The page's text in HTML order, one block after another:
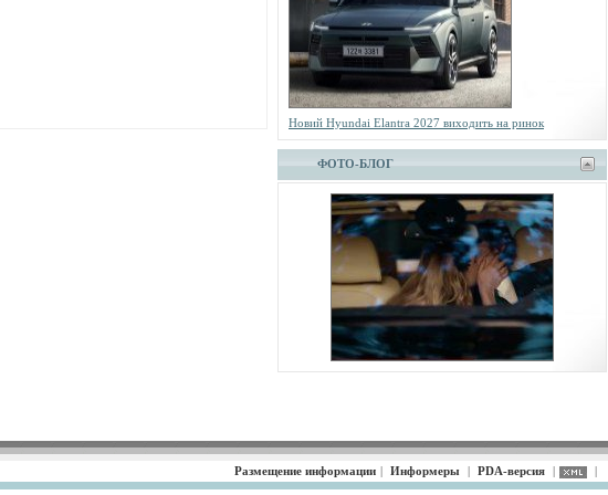
Новий Hyundai Elantra 2027 виходить на ринок
ФОТО-БЛОГ
Размещение информации | Информеры | PDA-версия | |